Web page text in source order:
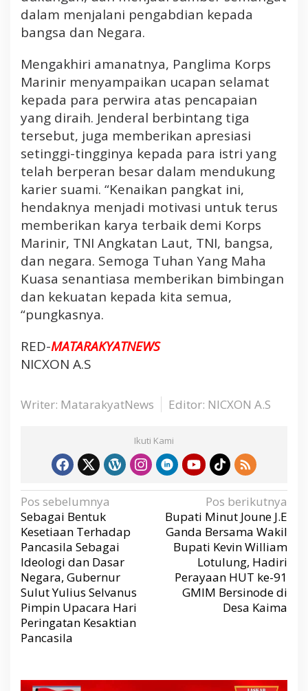
a
t
Y
g
D
i
p
i
m
p
m
L
a
s
g
h
n
g
m
a
r
dalam menjalani pengabdian kepada
bangsa dan Negara.
Mengakhiri amanatnya, Panglima Korps
Marinir menyampaikan ucapan selamat
kepada para perwira atas pencapaian
yang diraih. Jenderal berbintang tiga
tersebut, juga memberikan apresiasi
setinggi-tingginya kepada para istri yang
telah berperan besar dalam mendukung
karier suami. “Kenaikan pangkat ini,
hendaknya menjadi motivasi untuk terus
memberikan karya terbaik demi Korps
Marinir, TNI Angkatan Laut, TNI, bangsa,
dan negara. Semoga Tuhan Yang Maha
Kuasa senantiasa memberikan bimbingan
dan kekuatan kepada kita semua,
“pungkasnya.
RED-MATARAKYATNEWS
NICXON A.S
Writer: MatarakyatNews Editor: NICXON A.S
Ikuti Kami
N
a
v
i
g
a
s
i
p
o
s
Pos sebelumnya
Sebagai Bentuk
Kesetiaan Terhadap
Pancasila Sebagai
Ideologi dan Dasar
Negara, Gubernur
Sulut Yulius Selvanus
Pimpin Upacara Hari
Peringatan Kesaktian
Pancasila
Pos berikutnya
Bupati Minut Joune J.E
Ganda Bersama Wakil
Bupati Kevin William
Lotulung, Hadiri
Perayaan HUT ke-91
GMIM Bersinode di
Desa Kaima